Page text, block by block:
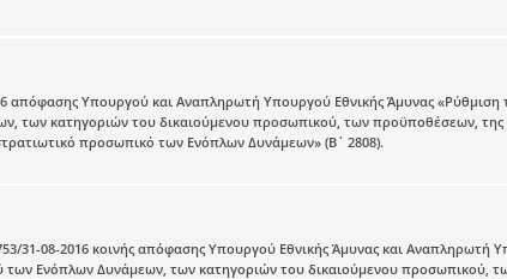
απόφασης Υπουργού και Αναπληρωτή Υπουργού Εθνικής Άμυνας
των κατηγοριών του δικαιούμενου προσωπικού, των προϋποθέσεων, της
προσωπικό των Ενόπλων Δυνάμεων» (Β΄ 2808).
31-08-2016 κοινής απόφασης Υπουργού Εθνικής Άμυνας και Αναπληρωτή
Ενόπλων Δυνάμεων, των κατηγοριών του δικαιούμενου προσωπικού,